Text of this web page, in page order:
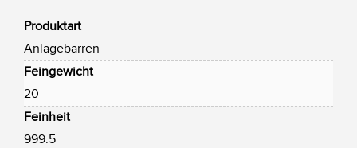
Produktart
Anlagebarren
Feingewicht
20
Feinheit
999.5